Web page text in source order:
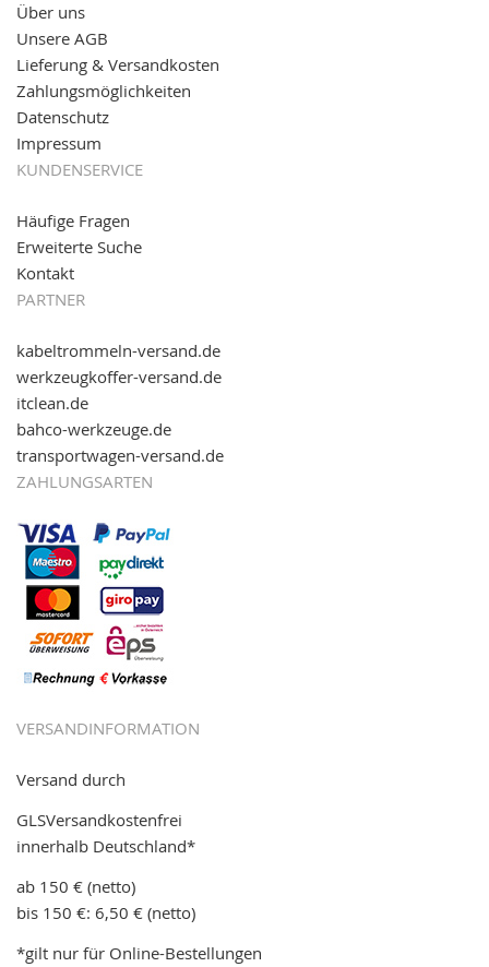
11.08.2016: Gerade entsteht unser "neuer"
Partnershop
Online-Shop für einfaches Transportieren. Einfach
reinschauen...
Über uns
Unsere AGB
Lieferung & Versandkosten
Zahlungsmöglichkeiten
Datenschutz
Impressum
KUNDENSERVICE
Häufige Fragen
Erweiterte Suche
Kontakt
PARTNER
kabeltrommeln-versand.de
werkzeugkoffer-versand.de
itclean.de
bahco-werkzeuge.de
transportwagen-versand.de
ZAHLUNGSARTEN
VERSANDINFORMATION
Versand durch
GLSVersandkostenfrei
innerhalb Deutschland*
ab 150 € (netto)
bis 150 €: 6,50 € (netto)
*gilt nur für Online-Bestellungen